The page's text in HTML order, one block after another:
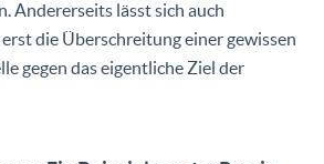
Andererseits lässt sich auch
die Überschreitung einer gewissen
gegen das eigentliche Ziel der